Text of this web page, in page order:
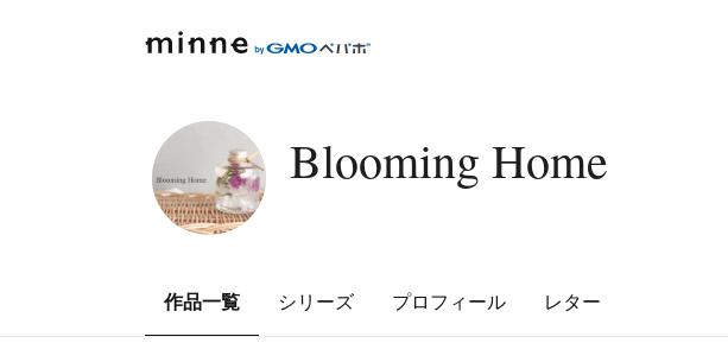
Blooming Home
作品一覧 シリーズ プロフィール レター